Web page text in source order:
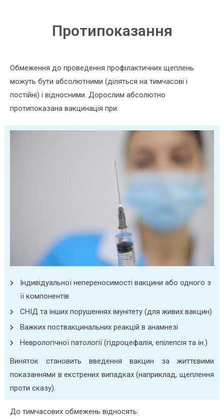
Протипоказання
Обмеження до проведення профілактичних щеплень
можуть бути абсолютними (діляться на тимчасові і
постійні) і відносними. Дорослим абсолютно
протипоказана вакцинація при:
Індивідуальної непереносимості вакцини або одного з
її компонентів
СНІД та інших порушеннях імунітету (для живих вакцин)
Важких поствакцинальних реакцій в анамнезі
Неврологічної патології (гідроцефалія, епілепсія та ін.)
Виняток становить введення вакцин за життєвими
показаннями в екстрених випадках (наприклад, щеплення
проти сказу).
До тимчасових обмежень відносять: